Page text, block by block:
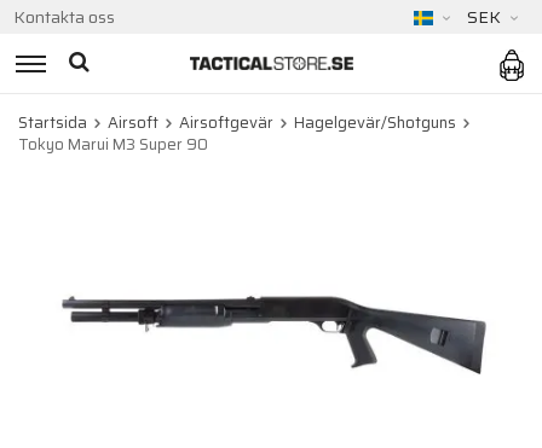
Kontakta oss SEK
Startsida Airsoft Airsoftgevär
Hagelgevär/Shotguns
Tokyo Marui M3 Super 90